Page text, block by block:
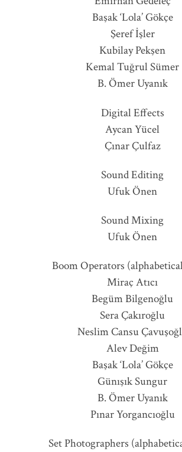
Başak ‘Lola’ Gökçe
Şeref İşler
Kubilay Pekşen
Kemal Tuğrul Sümer
B. Ömer Uyanık
Digital Effects
Aycan Yücel
Çınar Çulfaz
Sound Editing
Ufuk Önen
Sound Mixing
Ufuk Önen
Boom Operators
Miraç Atıcı
Begüm Bilgenoğlu
Sera Çakıroğlu
Neslim Cansu
Alev Değim
Başak ‘Lola’ Gökçe
Günışık Sungur
B. Ömer Uyanık
Pınar Yorgancıoğlu
Set Photographers